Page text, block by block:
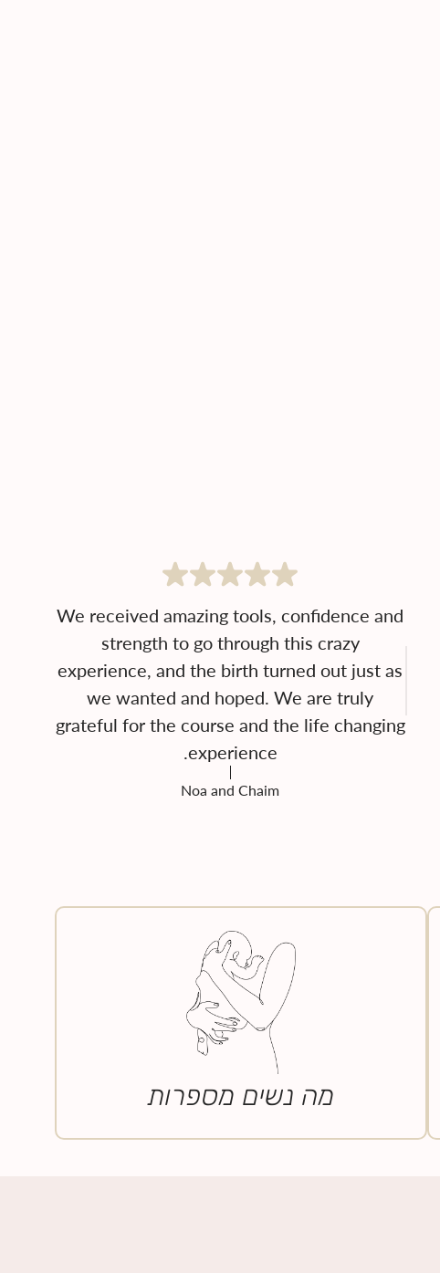
We received amazing tools, confidence and
strength to go through this crazy
experience, and the birth turned out just as
we wanted and hoped. We are truly
grateful for the course and the life changing
experience.
Noa and Chaim
מה נשים מספרות